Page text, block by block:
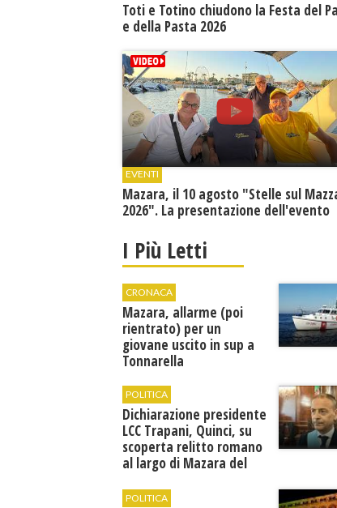
Toti e Totino chiudono la Festa del
e della Pasta 2026
EVENTI
Mazara, il 10 agosto "Stelle sul
2026". La presentazione dell'evento
I Più Letti
CRONACA
Mazara, allarme (poi
rientrato) per un
giovane uscito in sup a
Tonnarella
POLITICA
Dichiarazione presidente
LCC Trapani, Quinci, su
scoperta relitto romano
al largo di Mazara del
POLITICA